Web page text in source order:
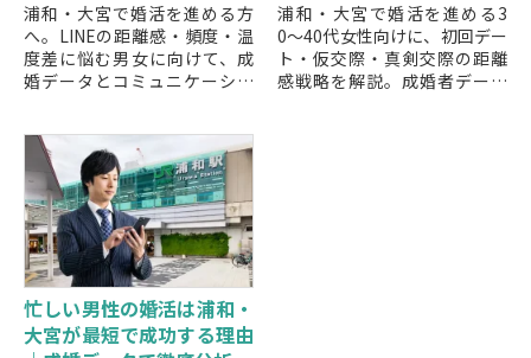
浦和・大宮で婚活を進める方
へ。LINEの距離感・頻度・温
度差に悩む男女に向けて、成
婚データとコミュニケーショ
った進め方を解説します。
浦和・大宮で婚活を進める3
0〜40代女性向けに、初回デー
ト・仮交際・真剣交際の距離
感戦略を解説。成婚者データ
忙しい男性の婚活は浦和・
大宮が最短で成功する理由